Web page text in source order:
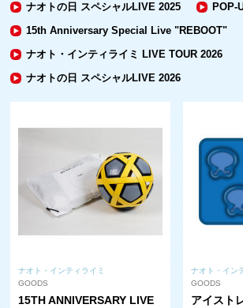
ナオトの日 スペシャルLIVE 2025
POP-
15th Anniversary Special Live "REBOOT"
ナオト・インティライミ LIVE TOUR 2026
ナオトの日 スペシャルLIVE 2026
ナオト・インティライミ
GOODS
15TH ANNIVERSARY LIVE
ナオト・イン
GOODS
アイスト